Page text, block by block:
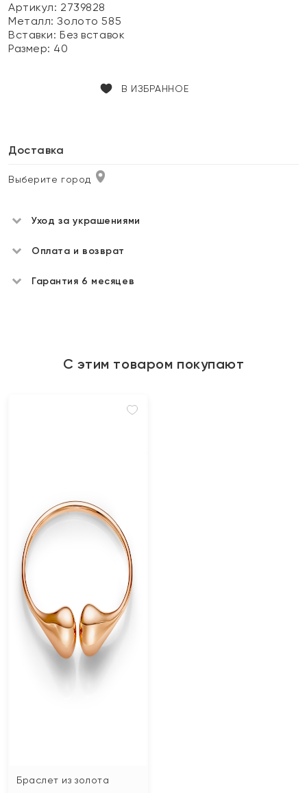
Артикул: 2739828
Металл:Золото 585
Вставки:Без вставок
Размер: 40
В ИЗБРАННОЕ
Доставка
Выберите город
Уход за украшениями
Оплата и возврат
Гарантия 6 месяцев
С этим товаром покупают
Браслет из золота